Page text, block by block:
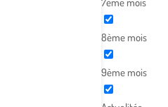
8ème mois
9ème mois